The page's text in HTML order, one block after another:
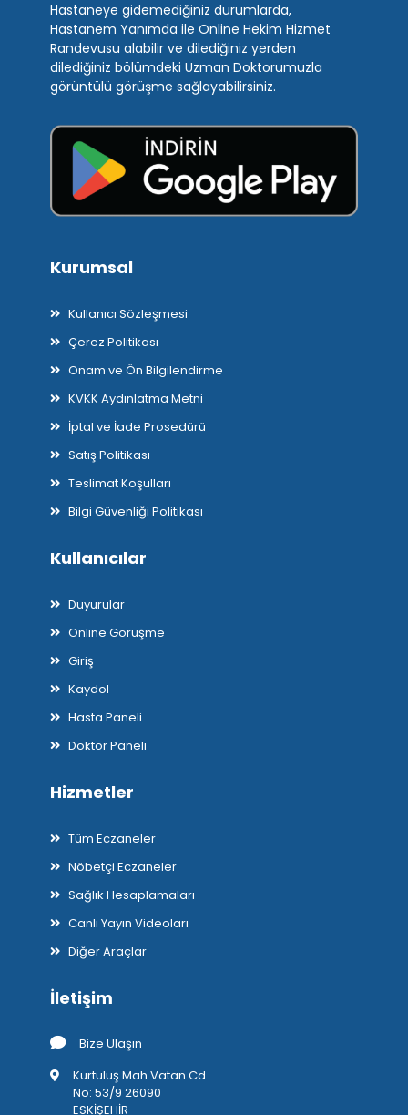
Hastaneye gidemediğiniz durumlarda,
Hastanem Yanımda ile Online Hekim Hizmet
Randevusu alabilir ve dilediğiniz yerden
dilediğiniz bölümdeki Uzman Doktorumuzla
görüntülü görüşme sağlayabilirsiniz.
Kurumsal
Kullanıcı Sözleşmesi
Çerez Politikası
Onam ve Ön Bilgilendirme
KVKK Aydınlatma Metni
İptal ve İade Prosedürü
Satış Politikası
Teslimat Koşulları
Bilgi Güvenliği Politikası
Kullanıcılar
Duyurular
Online Görüşme
Giriş
Kaydol
Hasta Paneli
Doktor Paneli
Hizmetler
Tüm Eczaneler
Nöbetçi Eczaneler
Sağlık Hesaplamaları
Canlı Yayın Videoları
Diğer Araçlar
İletişim
Bize Ulaşın
Kurtuluş Mah.Vatan Cd.
No: 53/9 26090
ESKİŞEHİR